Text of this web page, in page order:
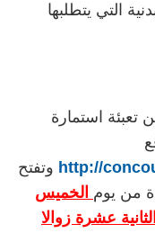
التي يتطلبها
تعبئة استمارة
http:// وتفتح
من يوم الخميس
الثانية عشرة زوالا